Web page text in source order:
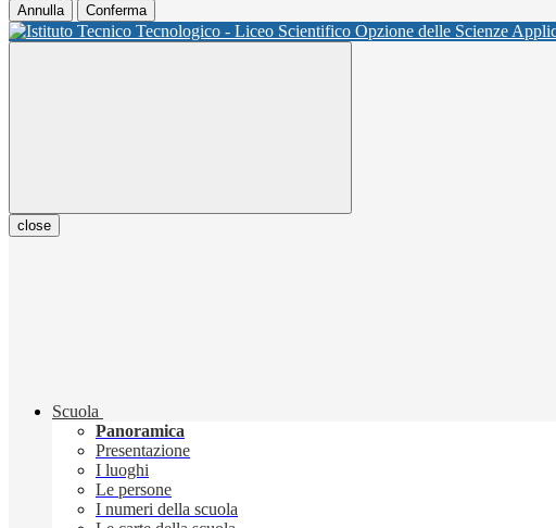
Annulla Conferma
close
Scuola
Panoramica
Presentazione
I luoghi
Le persone
I numeri della scuola